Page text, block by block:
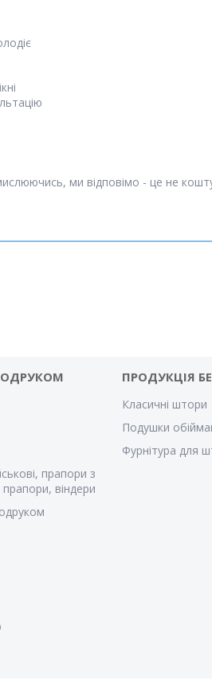
ми відповімо - це не
прапори з
віндери
ПРОДУКЦІЯ
Класичні штори
Подушки
Фурнітура для